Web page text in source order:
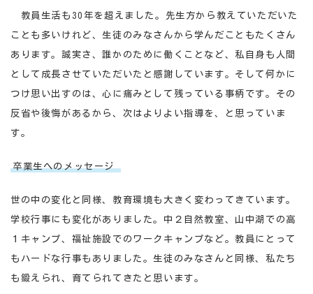
教員生活も30年を超えました。先生方から教えていただいた
ことも多いけれど、生徒のみなさんから学んだこともたくさん
あります。誠実さ、誰かのために働くことなど、私自身も人間
として成長させていただいたと感謝しています。そして何かに
つけ思い出すのは、心に痛みとして残っている事柄です。その
反省や後悔があるから、次はよりよい指導を、と思っていま
す。
卒業生へのメッセージ
世の中の変化と同様、教育環境も大きく変わってきています。
学校行事にも変化がありました。中２自然教室、山中湖での高
１キャンプ、福祉施設でのワークキャンプなど。教員にとって
もハードな行事もありました。生徒のみなさんと同様、私たち
も鍛えられ、育てられてきたと思います。